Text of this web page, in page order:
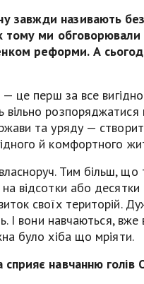
завжди називають
тому ми
реформи. А
це перш за все
вільно
та уряду —
й комфортного
Тим більш, що
відсотки або десятки
своїх територій.
І вони навчаються,
було хіба що мріяти.
навчанню голів